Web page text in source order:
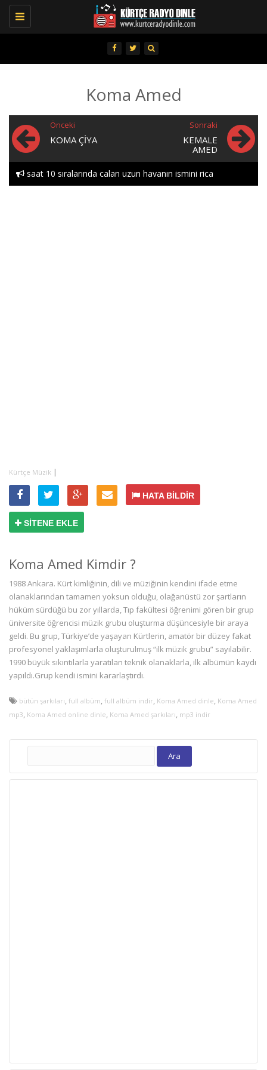
Toggle
navigation
Koma Amed
Önceki
KOMA ÇIYA
Sonraki
KEMALE
AMED
saat 10 sıralarında calan uzun havanın ismini rica
Kürtçe Müzik |
HATA BİLDİR
SİTENE EKLE
Koma Amed Kimdir ?
1988 Ankara. Kürt kimliğinin, dili ve müziğinin kendini ifade etme
olanaklarından tamamen yoksun olduğu, olağanüstü zor şartların
hüküm sürdüğü bu zor yıllarda, Tıp fakültesi öğrenimi gören bir grup
üniversite öğrencisi müzik grubu oluşturma düşüncesiyle bir araya
geldi. Bu grup, Türkiye’de yaşayan Kürtlerin, amatör bir düzey fakat
profesyonel yaklaşımlarla oluşturulmuş “ilk müzik grubu” sayılabilir.
1990 büyük sıkıntılarla yaratılan teknik olanaklarla, ilk albümün kaydı
yapıldı.Grup kendi ismini kararlaştırdı.
bütün şarkıları, full albüm, full albüm indir, Koma Amed dinle, Koma Amed
mp3, Koma Amed online dinle, Koma Amed şarkıları, mp3 indir
Arama: